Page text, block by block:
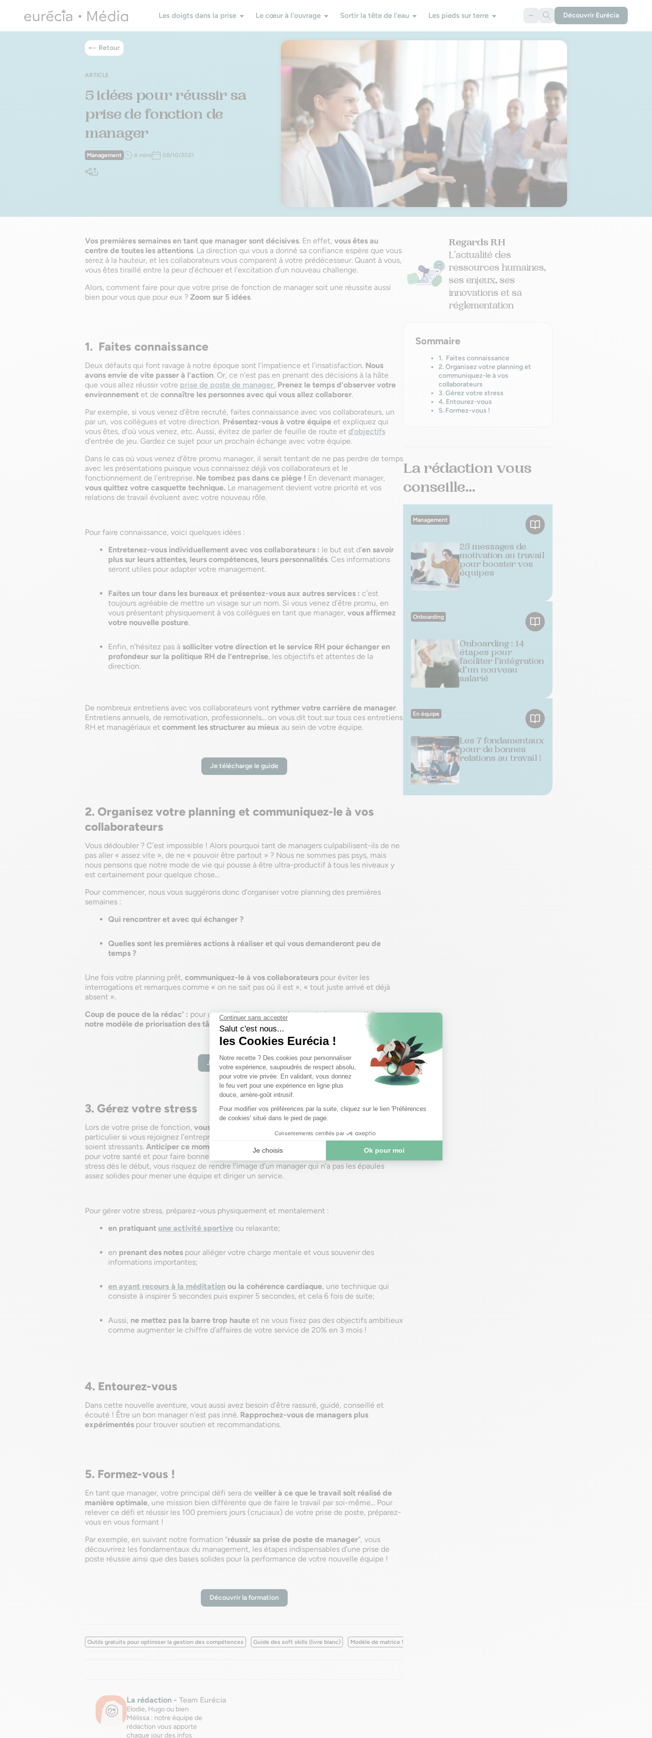
Les doigts dans la prise Le cœur à l'ouvrage Sortir la tête de l'eau Les pieds sur terre Découvrir Eurécia
Retour
ARTICLE
5 idées pour réussir sa
prise de fonction de
manager
Management 4 mins 08/10/2021
Vos premières semaines en tant que manager sont décisives. En effet, vous êtes au
centre de toutes les attentions. La direction qui vous a donné sa confiance espère que vous
serez à la hauteur, et les collaborateurs vous comparent à votre prédécesseur. Quant à vous,
vous êtes tiraillé entre la peur d’échouer et l’excitation d’un nouveau challenge.
Alors, comment faire pour que votre prise de fonction de manager soit une réussite aussi
bien pour vous que pour eux ? Zoom sur 5 idées.
1. Faites connaissance
Deux défauts qui font ravage à notre époque sont l’impatience et l’insatisfaction. Nous
avons envie de vite passer à l’action. Or, ce n’est pas en prenant des décisions à la hâte
que vous allez réussir votre prise de poste de manager. Prenez le temps d’observer votre
environnement et de connaître les personnes avec qui vous allez collaborer.
Par exemple, si vous venez d’être recruté, faites connaissance avec vos collaborateurs, un
par un, vos collègues et votre direction. Présentez-vous à votre équipe et expliquez qui
vous êtes, d’où vous venez, etc. Aussi, évitez de parler de feuille de route et d’objectifs
d'entrée de jeu. Gardez ce sujet pour un prochain échange avec votre équipe.
Dans le cas où vous venez d’être promu manager, il serait tentant de ne pas perdre de temps
avec les présentations puisque vous connaissez déjà vos collaborateurs et le
fonctionnement de l’entreprise. Ne tombez pas dans ce piège ! En devenant manager,
vous quittez votre casquette technique. Le management devient votre priorité et vos
relations de travail évoluent avec votre nouveau rôle.
Pour faire connaissance, voici quelques idées :
Entretenez-vous individuellement avec vos collaborateurs : le but est d’en savoir
plus sur leurs attentes, leurs compétences, leurs personnalités. Ces informations
seront utiles pour adapter votre management.
Faites un tour dans les bureaux et présentez-vous aux autres services : c’est
toujours agréable de mettre un visage sur un nom. Si vous venez d’être promu, en
vous présentant physiquement à vos collègues en tant que manager, vous affirmez
votre nouvelle posture.
Enfin, n’hésitez pas à solliciter votre direction et le service RH pour échanger en
profondeur sur la politique RH de l’entreprise, les objectifs et attentes de la
direction.
De nombreux entretiens avec vos collaborateurs vont rythmer votre carrière de manager.
Entretiens annuels, de remotivation, professionnels... on vous dit tout sur tous ces entretiens
RH et managériaux et comment les structurer au mieux au sein de votre équipe.
Je télécharge le guide
2. Organisez votre planning et communiquez-le à vos
collaborateurs
Vous dédoubler ? C’est impossible ! Alors pourquoi tant de managers culpabilisent-ils de ne
pas aller « assez vite », de ne « pouvoir être partout » ? Nous ne sommes pas psys, mais
nous pensons que notre mode de vie qui pousse à être ultra-productif à tous les niveaux y
est certainement pour quelque chose…
Pour commencer, nous vous suggérons donc d’organiser votre planning des premières
semaines :
Qui rencontrer et avec qui échanger ?
Quelles sont les premières actions à réaliser et qui vous demanderont peu de
temps ?
Une fois votre planning prêt, communiquez-le à vos collaborateurs pour éviter les
interrogations et remarques comme « on ne sait pas où il est », « tout juste arrivé et déjà
absent ».
Coup de pouce de la rédac' : pour une meilleure gestion de vos missions au quotidien,
notre modèle de priorisation des tâches sera votre allié.
Je télécharge la matrice
3. Gérez votre stress
Lors de votre prise de fonction, vous avez beaucoup d’informations à enregistrer
particulier si vous rejoignez l’entreprise. C’est donc tout naturel que vos premiers jours
soient stressants. Anticiper ce moment en maîtrisant votre stress
est alors primordial
pour votre santé et pour faire bonne impression. En effet, si vous vous laissez envahir par le
stress dès le début, vous risquez de rendre l’image d’un manager qui n’a pas les épaules
assez solides pour mener une équipe et diriger un service.
Pour gérer votre stress, préparez-vous physiquement et mentalement :
en pratiquant une activité sportive ou relaxante;
en prenant des notes pour alléger votre charge mentale et vous souvenir des
informations importantes;
en ayant recours à la méditation ou la cohérence cardiaque, une technique qui
consiste à inspirer 5 secondes puis expirer 5 secondes, et cela 6 fois de suite;
Aussi, ne mettez pas la barre trop haute et ne vous fixez pas des objectifs ambitieux
comme augmenter le chiffre d’affaires de votre service de 20% en 3 mois !
4. Entourez-vous
Dans cette nouvelle aventure, vous aussi avez besoin d’être rassuré, guidé, conseillé et
écouté ! Être un bon manager n’est pas inné. Rapprochez-vous de managers plus
expérimentés pour trouver soutien et recommandations.
5. Formez-vous !
En tant que manager, votre principal défi sera de veiller à ce que le travail soit réalisé de
manière optimale, une mission bien différente que de faire le travail par soi-même... Pour
relever ce défi et réussir les 100 premiers jours (cruciaux) de votre prise de poste, préparez-
vous en vous formant !
Par exemple, en suivant notre formation “réussir sa prise de poste de manager”, vous
découvrirez les fondamentaux du management, les étapes indispensables d’une prise de
poste réussie ainsi que des bases solides pour la performance de votre nouvelle équipe !
Découvrir la formation
Outils gratuits pour optimiser la gestion des compétences Guide des soft skills (livre blanc) Modèle de matrice 9 box à télécharger
La rédaction - Team Eurécia
Elodie, Hugo ou bien
Mélissa : notre équipe de
rédaction vous apporte
chaque jour des infos
Regards RH
L'actualité des
ressources humaines,
ses enjeux, ses
innovations et sa
réglementation
Sommaire
1. Faites connaissance
2. Organisez votre planning et
communiquez-le à vos
collaborateurs
3. Gérez votre stress
4. Entourez-vous
5. Formez-vous !
La rédaction vous
conseille...
Management
25 messages de
motivation au travail
pour booster vos
équipes
Onboarding
Onboarding : 14
étapes pour
faciliter l’intégration
d’un nouveau
salarié
En équipe
Les 7 fondamentaux
pour de bonnes
relations au travail !